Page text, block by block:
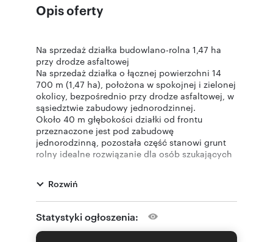
Opis oferty
Na sprzedaż działka budowlano-rolna 1,47 ha
przy drodze asfaltowej
Na sprzedaż działka o łącznej powierzchni 14
700 m (1,47 ha), położona w spokojnej i zielonej
okolicy, bezpośrednio przy drodze asfaltowej, w
sąsiedztwie zabudowy jednorodzinnej.
Około 40 m głębokości działki od frontu
przeznaczone jest pod zabudowę
jednorodzinną, pozostała część stanowi grunt
rolny idealne rozwiązanie dla osób szukających
Powierzchnia: 14 700 m (1,47 ha)
Wymiary: ok. 18 m szerokości x 816 m długości
Przeznaczenie: budowlano-rolna
Dojazd: droga asfaltowa
Media:
Rozwiń
Statystyki ogłoszenia: